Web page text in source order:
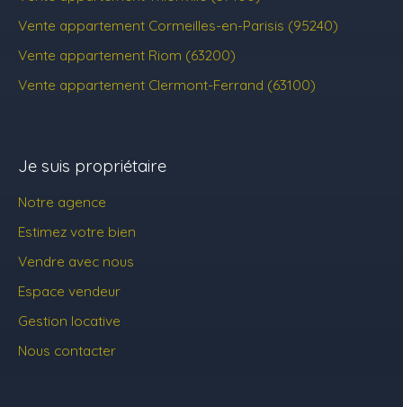
Vente appartement Cormeilles-en-Parisis (95240)
Vente appartement Riom (63200)
Vente appartement Clermont-Ferrand (63100)
Je suis propriétaire
Notre agence
Estimez votre bien
Vendre avec nous
Espace vendeur
Gestion locative
Nous contacter